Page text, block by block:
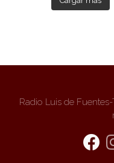
Radio Luis de